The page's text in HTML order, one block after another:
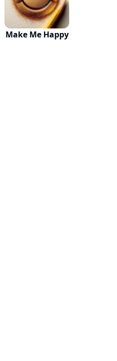
Make Me Happy